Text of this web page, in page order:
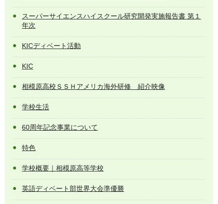
スーパーサイエンスハイスクール研究開発実施報告書 第１
年次
KICディベート活動
KIC
相模原高校ＳＳＨアメリカ海外研修 紹介映像
学校生活
60周年記念事業について
特色
学校概要｜相模原高等学校
英語ディベート部世界大会準優勝